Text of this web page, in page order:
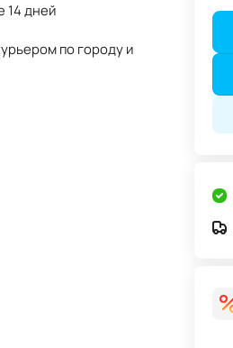
14 дней
по городу и